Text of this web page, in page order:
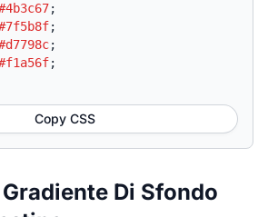
;
;
;
;
Copy CSS
Gradiente Di Sfondo